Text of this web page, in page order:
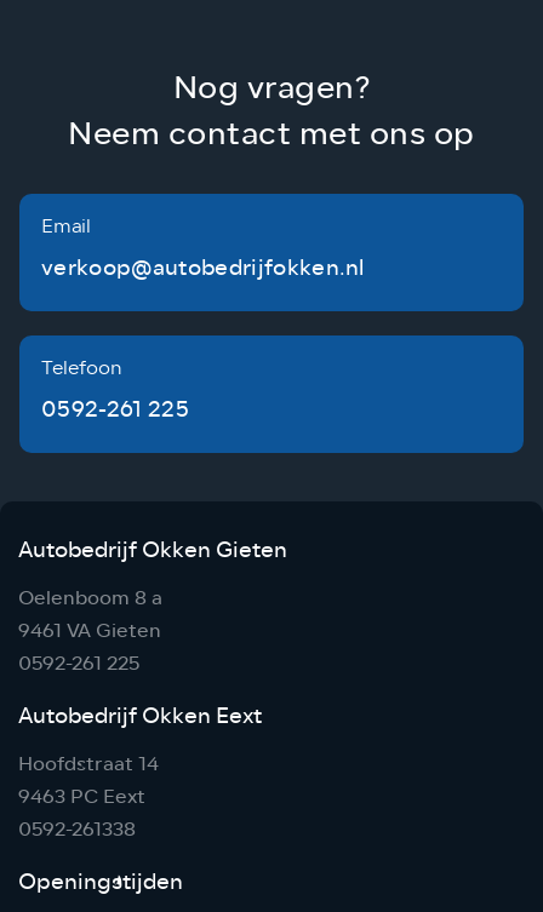
Nog vragen?
Neem contact met ons op
Email
verkoop@autobedrijfokken.nl
Telefoon
0592-261 225
Autobedrijf Okken Gieten
Oelenboom 8 a
9461 VA Gieten
0592-261 225
Autobedrijf Okken Eext
Hoofdstraat 14
9463 PC Eext
0592-261338
Openingstijden